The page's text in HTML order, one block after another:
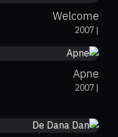
Welcome
|
2007
6.1
0%
Apne
|
2007
5.9